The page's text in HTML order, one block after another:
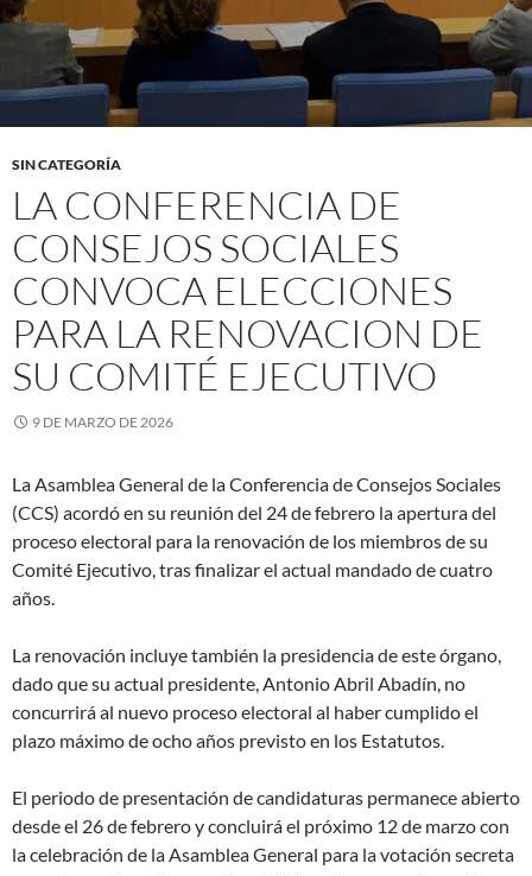
SIN CATEGORÍA
LA CONFERENCIA DE
CONSEJOS SOCIALES
CONVOCA ELECCIONES
PARA LA RENOVACION DE
SU COMITÉ EJECUTIVO
9 DE MARZO DE 2026
La Asamblea General de la Conferencia de Consejos Sociales
(CCS) acordó en su reunión del 24 de febrero la apertura del
proceso electoral para la renovación de los miembros de su
Comité Ejecutivo, tras finalizar el actual mandado de cuatro
años.
La renovación incluye también la presidencia de este órgano,
dado que su actual presidente, Antonio Abril Abadín, no
concurrirá al nuevo proceso electoral al haber cumplido el
plazo máximo de ocho años previsto en los Estatutos.
El periodo de presentación de candidaturas permanece abierto
desde el 26 de febrero y concluirá el próximo 12 de marzo con
la celebración de la Asamblea General para la votación secreta